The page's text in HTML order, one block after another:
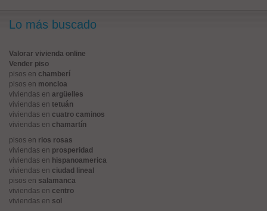
Lo más buscado
Valorar vivienda online
Vender piso
pisos en chamberí
pisos en moncloa
viviendas en argüelles
viviendas en tetuán
viviendas en cuatro caminos
viviendas en chamartín
pisos en rios rosas
viviendas en prosperidad
viviendas en hispanoamerica
viviendas en ciudad lineal
pisos en salamanca
viviendas en centro
viviendas en sol